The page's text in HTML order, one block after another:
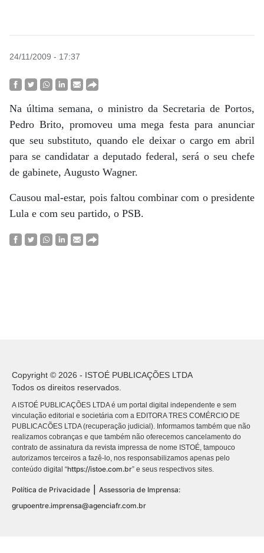
24/11/2009 - 17:37
Na última semana, o ministro da Secretaria de Portos,
Pedro Brito, promoveu uma mega festa para anunciar
que seu substituto, quando ele deixar o cargo em abril
para se candidatar a deputado federal, será o seu chefe
de gabinete, Augusto Wagner.
Causou mal-estar, pois faltou combinar com o presidente
Lula e com seu partido, o PSB.
Copyright © 2026 - ISTOÉ PUBLICAÇÕES LTDA
Todos os direitos reservados.
A ISTOÉ PUBLICAÇÕES LTDA é um portal digital independente e sem
vinculação editorial e societária com a EDITORA TRES COMÉRCIO DE
PUBLICACÕES LTDA (recuperação judicial). Informamos também que não
realizamos cobranças e que também não oferecemos cancelamento do
contrato de assinatura da revista impressa de nome ISTOÉ, tampouco
autorizamos terceiros a fazê-lo, nos responsabilizamos apenas pelo
conteúdo digital “https://istoe.com.br” e seus respectivos sites.
Política de Privacidade
Assessoria de Imprensa:
grupoentre.imprensa@agenciafr.com.br